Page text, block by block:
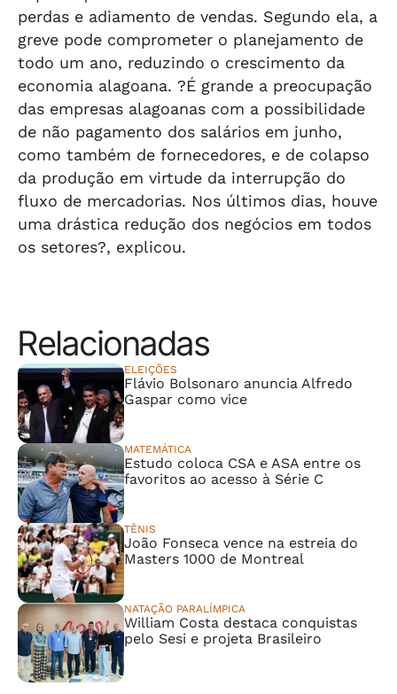
perdas e adiamento de vendas. Segundo ela, a
greve pode comprometer o planejamento de
todo um ano, reduzindo o crescimento da
economia alagoana. ?É grande a preocupação
das empresas alagoanas com a possibilidade
de não pagamento dos salários em junho,
como também de fornecedores, e de colapso
da produção em virtude da interrupção do
fluxo de mercadorias. Nos últimos dias, houve
uma drástica redução dos negócios em todos
os setores?, explicou.
Relacionadas
ELEIÇÕES
Flávio Bolsonaro anuncia Alfredo
Gaspar como vice
MATEMÁTICA
Estudo coloca CSA e ASA entre os
favoritos ao acesso à Série C
TÊNIS
João Fonseca vence na estreia do
Masters 1000 de Montreal
NATAÇÃO PARALÍMPICA
William Costa destaca conquistas
pelo Sesi e projeta Brasileiro